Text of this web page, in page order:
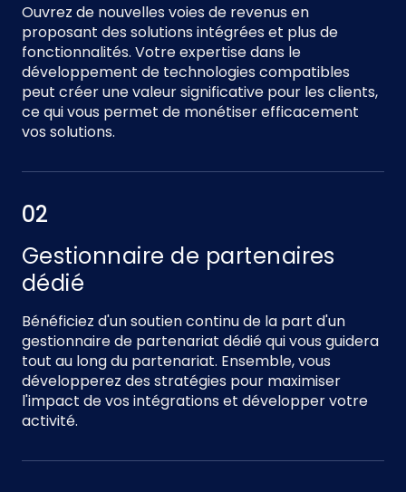
Ouvrez de nouvelles voies de revenus en
proposant des solutions intégrées et plus de
fonctionnalités. Votre expertise dans le
développement de technologies compatibles
peut créer une valeur significative pour les clients,
ce qui vous permet de monétiser efficacement
vos solutions.
02
Gestionnaire de partenaires
dédié
Bénéficiez d'un soutien continu de la part d'un
gestionnaire de partenariat dédié qui vous guidera
tout au long du partenariat. Ensemble, vous
développerez des stratégies pour maximiser
l'impact de vos intégrations et développer votre
activité.